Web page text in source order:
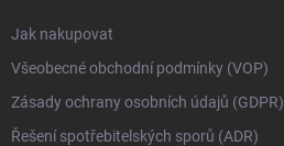
Jak nakupovat
Všeobecné obchodní podmínky (VOP)
Zásady ochrany osobních údajů (GDPR)
Řešení spotřebitelských sporů (ADR)